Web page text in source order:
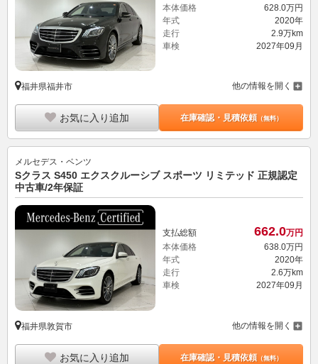
本体価格
628. 0万円
年式
2020年
走行
2.9万km
車検
2027年09月
福井県福井市 他の情報を開く
お気に入り追加 在庫確認・見積依頼（無料）
メルセデス・ベンツ
Sクラス S450 エクスクルーシブ スポーツ リミテッド 正規認定
中古車/2年保証
支払総額 662.0万円
本体価格
638.0万円
年式
2020年
走行
2.6万km
車検
2027年09月
福井県敦賀市 他の情報を開く
お気に入り追加 在庫確認・見積依頼（無料）